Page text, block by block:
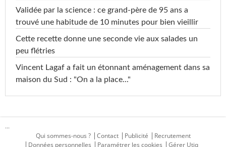
Validée par la science : ce grand-père de 95 ans a
trouvé une habitude de 10 minutes pour bien vieillir
Cette recette donne une seconde vie aux salades un
peu flétries
Vincent Lagaf a fait un étonnant aménagement dans sa
maison du Sud : "On a la place..."
...
Qui sommes-nous ?
Contact Publicité
Recrutement
Données personnelles
Paramétrer les cookies Gérer Utiq